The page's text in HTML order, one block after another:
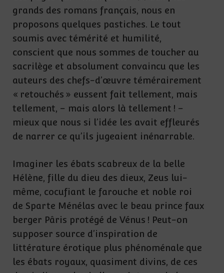
grands des romans français, nous en
proposons quelques pastiches. Le tout
soumis avec témérité et humilité,
conscient que nous sommes de toucher au
sacrilège et absolument convaincu que les
auteurs des chefs-d’œuvre témérairement
« retouchés » eussent fait tellement, mais
tellement, – mais alors là tellement ! –
mieux que nous si l’idée les avait effleurés
de narrer ce qu’ils jugeaient inénarrable.
Imaginer les ébats scabreux de la belle
Hélène, fille du dieu des dieux, Zeus lui-
même, cocufiant le farouche et noble roi
de Sparte Ménélas avec le beau prince faux
berger Pâris protégé de Vénus ! Peut-on
supposer source d’inspiration de
littérature érotique plus phénoménale que
les ébats royaux, quasiment divins, de ces